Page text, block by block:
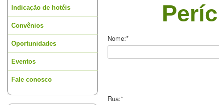
Indicação de hotéis
Convênios
Oportunidades
Eventos
Fale conosco
Nome:*
Rua:*